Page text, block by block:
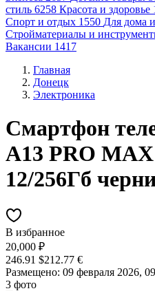
стиль 6258 Красота и здоровье
Спорт и отдых 1550 Для дома
Стройматериалы и
Вакансии 1417
Главная
Донецк
Электроника
Смартфон
A13 PRO
12/256Гб
В избранное
20,000 ₽
246.91 $212.77 €
Размещено: 09 февраля 2026,
3 фото